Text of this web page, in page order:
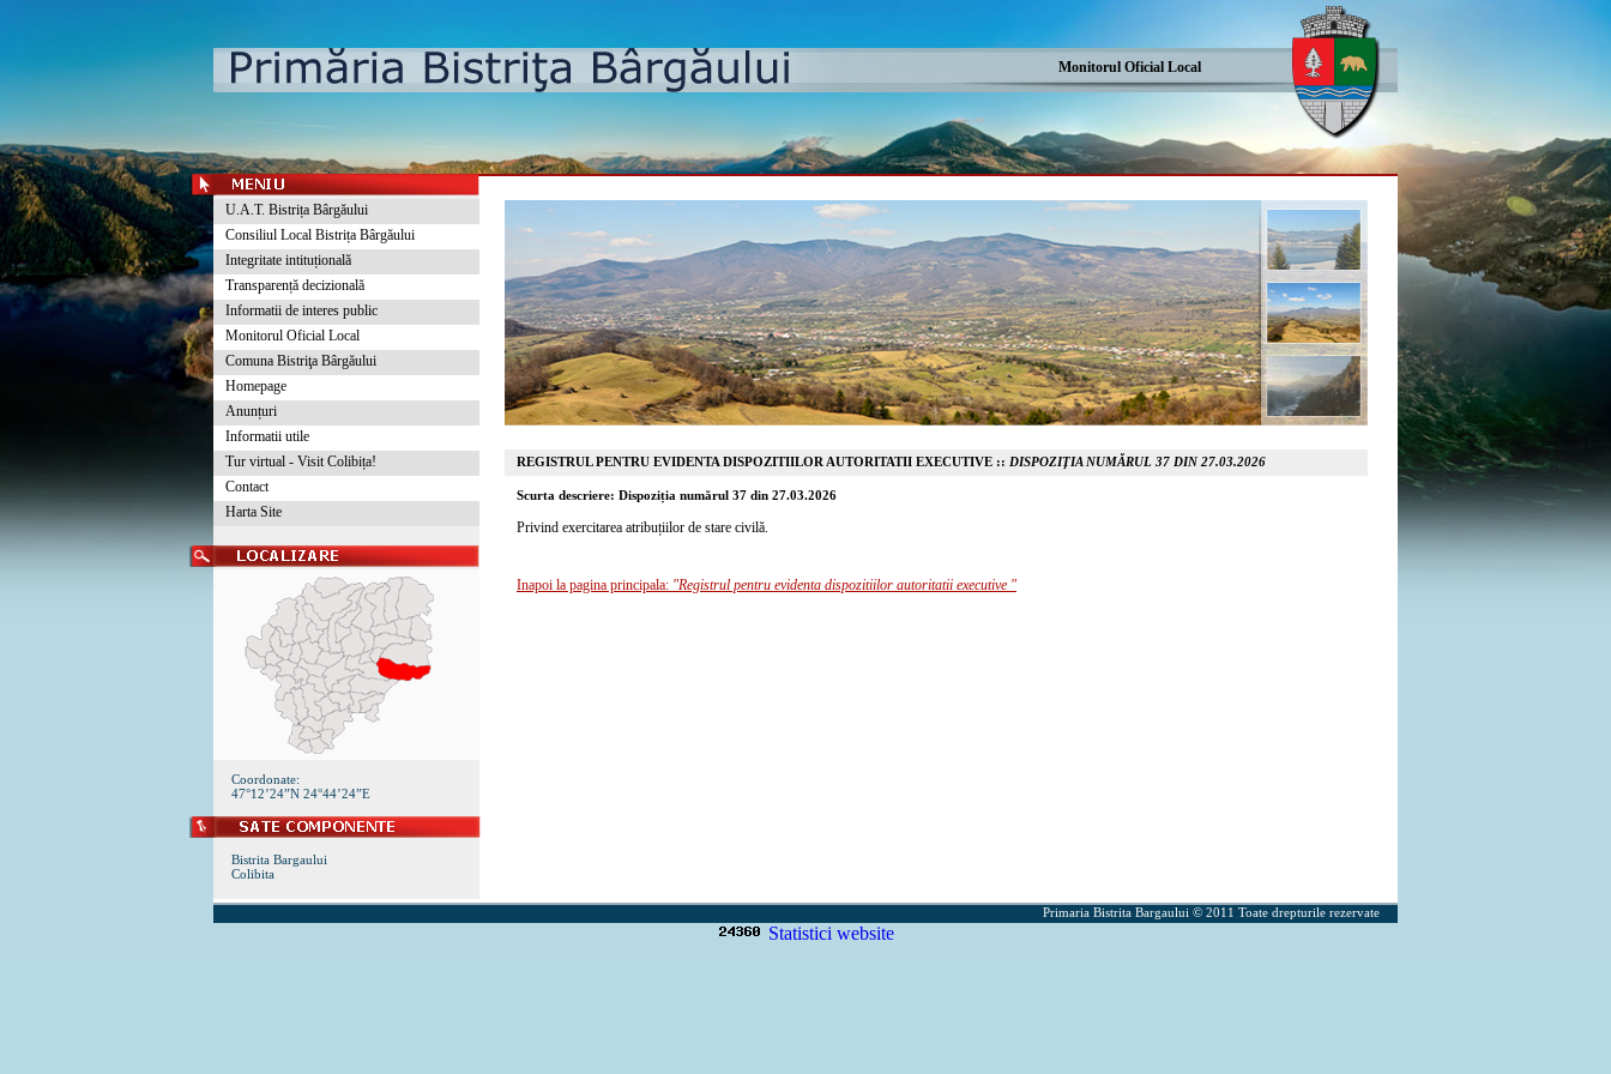
Monitorul Oficial Local
U.A.T. Bistrița Bârgăului
Consiliul Local Bistrița Bârgăului
Integritate intituțională
Transparență decizională
Informatii de interes public
Monitorul Oficial Local
Comuna Bistriţa Bârgăului
Homepage
Anunțuri
Informatii utile
Tur virtual - Visit Colibița!
Contact
Harta Site
Coordonate:
47°12’24”N 24°44’24”E
Bistrita Bargaului
Colibita
REGISTRUL PENTRU EVIDENTA DISPOZITIILOR AUTORITATII EXECUTIVE :: DISPOZIȚIA NUMĂRUL 37 DIN 27.03.2026
Scurta descriere: Dispoziția numărul 37 din 27.03.2026
Privind exercitarea atribuțiilor de stare civilă.
Inapoi la pagina principala: "Registrul pentru evidenta dispozitiilor autoritatii executive "
Primaria Bistrita Bargaului © 2011 Toate drepturile rezervate
Statistici website